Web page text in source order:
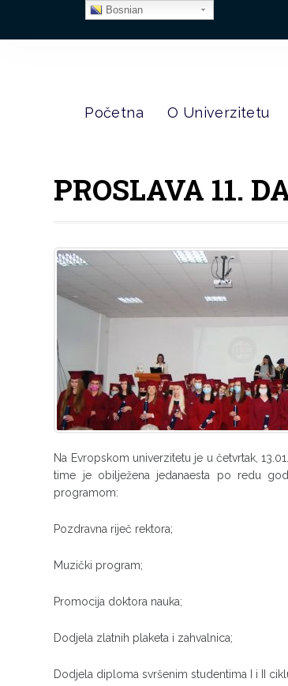
Početna O Univerzitetu
PROSLAVA 11.
Na Evropskom univerzitetu je u četvrtak,
time je obilježena jedanaesta po redu
programom:
Pozdravna riječ rektora;
Muzički program;
Promocija doktora nauka;
Dodjela zlatnih plaketa i zahvalnica;
Dodjela diploma svršenim studentima I i II
Bosnian